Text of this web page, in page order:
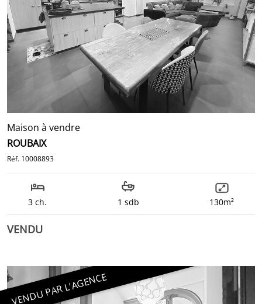
Maison à vendre
ROUBAIX
Réf. 10008893
3 ch. 1 sdb 130m²
VENDU
VENDU PAR L'AGENCE